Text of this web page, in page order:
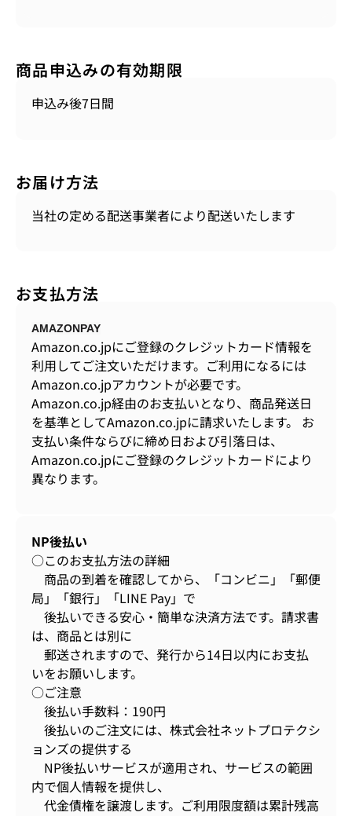
商品申込みの有効期限
申込み後7日間
お届け方法
当社の定める配送事業者により配送いたします
お支払方法
AMAZONPAY
Amazon.co.jpにご登録のクレジットカード情報を
利用してご注文いただけます。ご利用になるには
Amazon.co.jpアカウントが必要です。
Amazon.co.jp経由のお支払いとなり、商品発送日
を基準としてAmazon.co.jpに請求いたします。 お
支払い条件ならびに締め日および引落日は、
Amazon.co.jpにご登録のクレジットカードにより
異なります。
NP後払い
○このお支払方法の詳細
商品の到着を確認してから、「コンビニ」「郵便
局」「銀行」「LINE Pay」で
後払いできる安心・簡単な決済方法です。請求書
は、商品とは別に
郵送されますので、発行から14日以内にお支払
いをお願いします。
○ご注意
後払い手数料：190円
後払いのご注文には、株式会社ネットプロテクシ
ョンズの提供する
NP後払いサービスが適用され、サービスの範囲
内で個人情報を提供し、
代金債権を譲渡します。ご利用限度額は累計残高